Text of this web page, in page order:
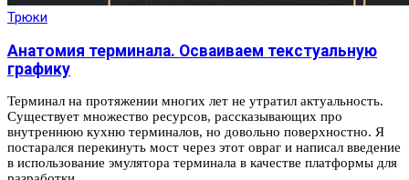
Трюки
Анатомия терминала. Осваиваем текстуальную
графику
Терминал на протяжении многих лет не утратил актуальность.
Существует множество ресурсов, рассказывающих про
внутреннюю кухню терминалов, но довольно поверхностно. Я
постарался перекинуть мост через этот овраг и написал введение
в использование эмулятора терминала в качестве платформы для